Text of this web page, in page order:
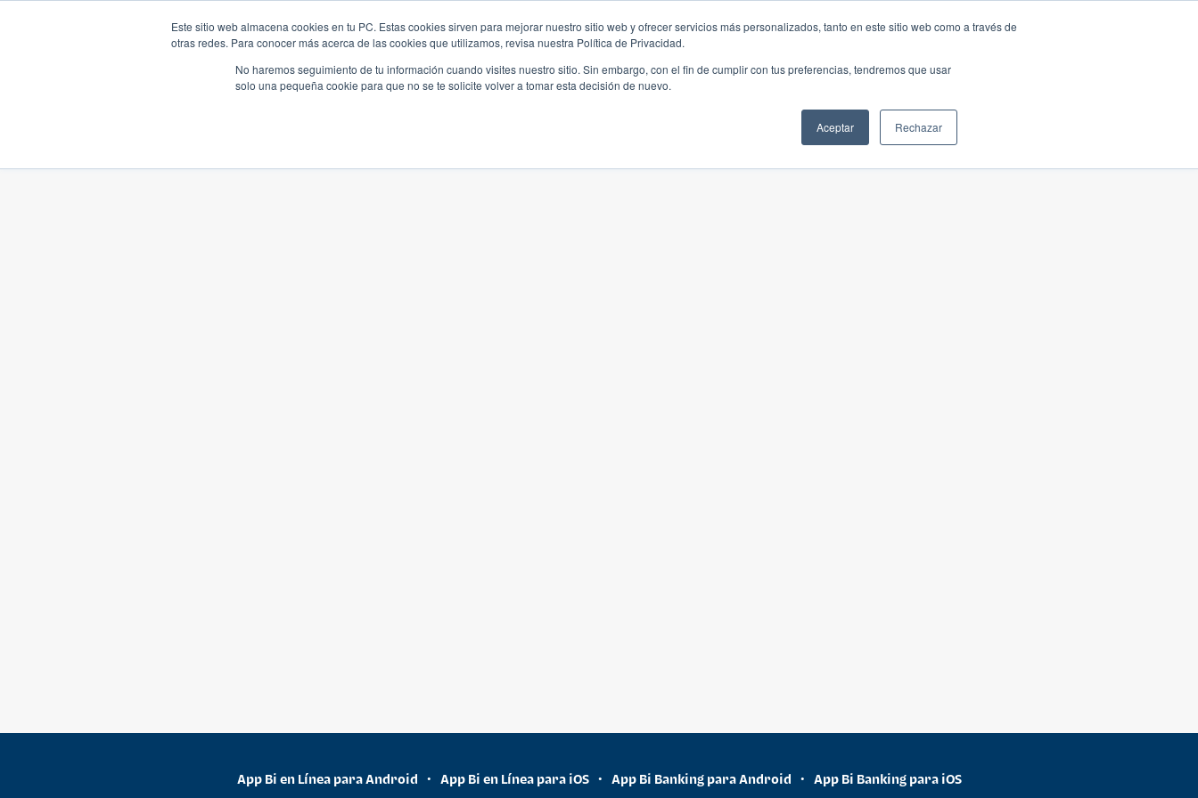
Este sitio web almacena cookies en tu PC. Estas cookies sirven para mejorar nuestro sitio web y ofrecer servicios más personalizados, tanto en este sitio web como a través de
otras redes. Para conocer más acerca de las cookies que utilizamos, revisa nuestra Política de Privacidad.
No haremos seguimiento de tu información cuando visites nuestro sitio. Sin embargo, con el fin de cumplir con tus preferencias, tendremos que usar
solo una pequeña cookie para que no se te solicite volver a tomar esta decisión de nuevo.
Aceptar Rechazar
App Bi en Línea para Android • App Bi en Línea para iOS • App Bi Banking para Android • App Bi Banking para iOS